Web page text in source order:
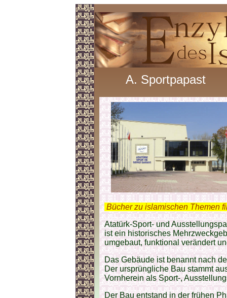
A. Sportpapast
Bücher zu islamischen Themen
Atatürk-Sport- und
ist ein historisches
umgebaut, funktional verändert
Das Gebäude ist benannt nach
Der ursprüngliche Bau stammt
Vornherein als Sport-,
Der Bau entstand in der frühen